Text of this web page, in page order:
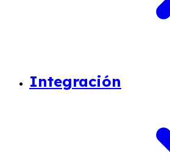
Integración